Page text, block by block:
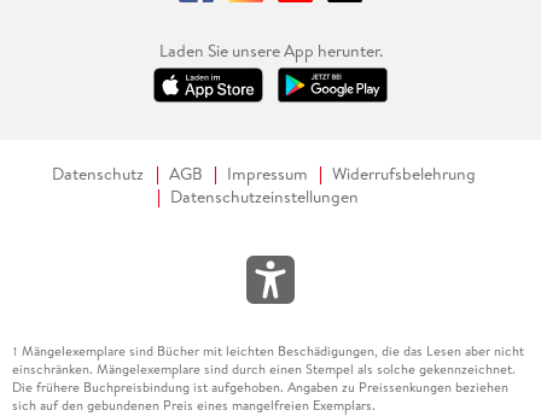
Laden Sie unsere App herunter.
Datenschutz AGB Impressum
Widerrufsbelehrung
Datenschutzeinstellungen
1 Mängelexemplare sind Bücher mit leichten Beschädigungen, die das Lesen aber nicht
einschränken. Mängelexemplare sind durch einen Stempel als solche gekennzeichnet.
Die frühere Buchpreisbindung ist aufgehoben. Angaben zu Preissenkungen beziehen
sich auf den gebundenen Preis eines mangelfreien Exemplars.